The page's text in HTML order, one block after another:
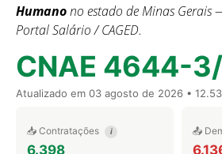
Humanono estado de Minas Gerais
Portal Salário / CAGED.
CNAE 4644-
Atualizado em 03 agosto de 2026 •
📥 Contratações i
6.398
📤